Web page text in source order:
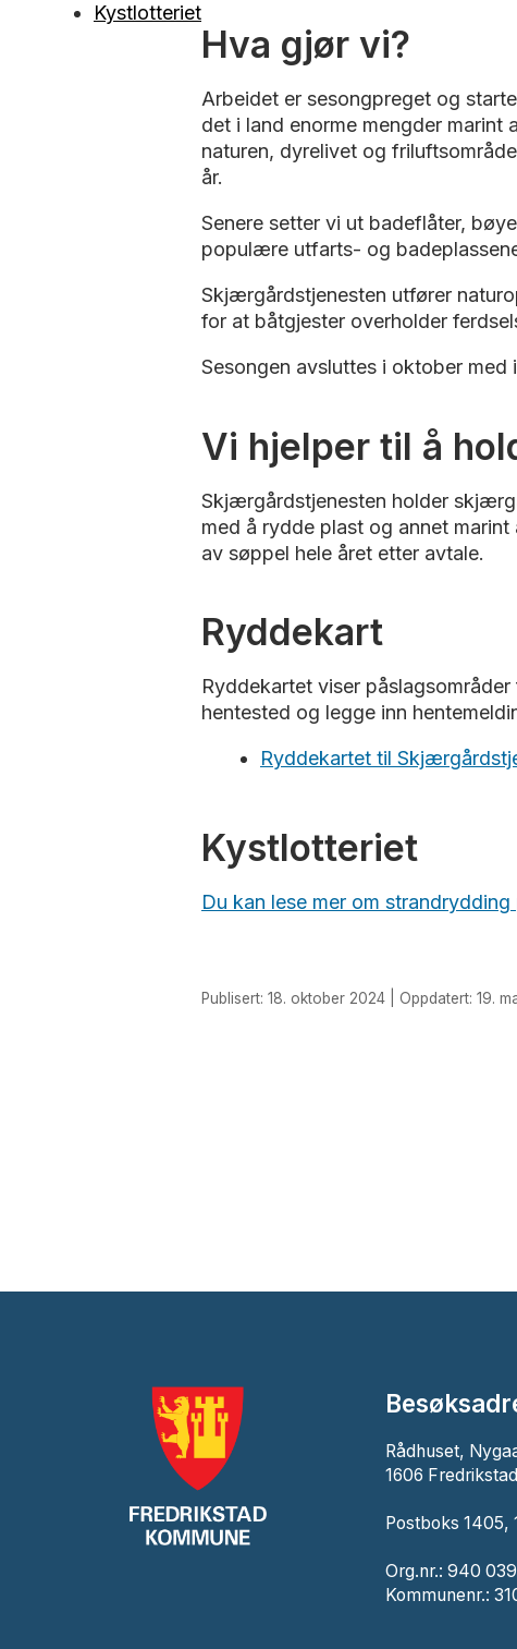
Kystlotteriet
Hva gjør vi?
Arbeidet er sesongpreget og
det i land enorme mengder
naturen, dyrelivet og
år.
Senere setter vi ut badeflåter,
populære utfarts- og
Skjærgårdstjenesten utfører
for at båtgjester overholder
Sesongen avsluttes i oktober
Vi hjelper til å
Skjærgårdstjenesten holder
med å rydde plast og annet
av søppel hele året etter avtale.
Ryddekart
Ryddekartet viser
hentested og legge inn
Ryddekartet til
Kystlotteriet
Du kan lese mer om
Publisert: 18. oktober 2024 | Oppdatert: 19.
Rådhuset,
1606 Fredrikstad
Postboks 1405,
Org.nr.: 940
Kommunenr.: